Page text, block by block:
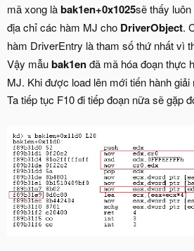
mã xong làbak1en+0x1025sẽ thấy
địa chỉ các hàm MJ cho DriverObject.
hàm DriverEntry là tham số thứ nhất vì
Vậy mẫubak1enđã mã hóa đoạn thực
MJ. Khi được load lên mới tiến hành
Ta tiếp tục F10 đi tiếp đoạn nữa sẽ gặp